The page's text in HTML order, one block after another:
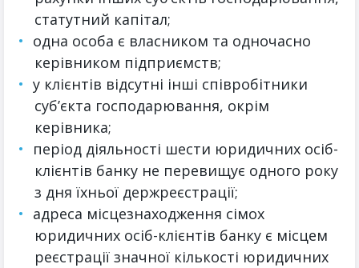
статутний капітал;
одна особа є власником та одночасно
керівником підприємств;
у клієнтів відсутні інші співробітники
суб’єкта господарювання, окрім
керівника;
період діяльності шести юридичних осіб-
клієнтів банку не перевищує одного року
з дня їхньої держреєстрації;
адреса місцезнаходження сімох
юридичних осіб-клієнтів банку є місцем
реєстрації значної кількості юридичних